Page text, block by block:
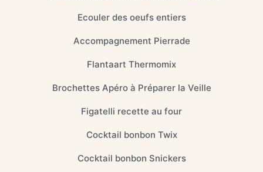
Ecouler des oeufs entiers
Accompagnement Pierrade
Flantaart Thermomix
Brochettes Apéro à Préparer la Veille
Figatelli recette au four
Cocktail bonbon Twix
Cocktail bonbon Snickers